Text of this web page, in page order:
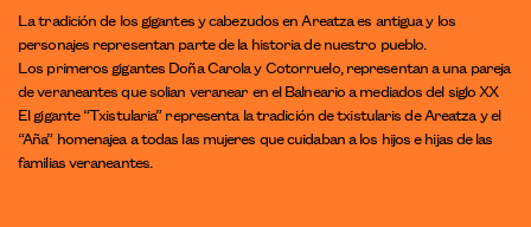
La tradición de los gigantes y cabezudos en Areatza es antigua y los
personajes representan parte de la historia de nuestro pueblo.
Los primeros gigantes Doña Carola y Cotorruelo, representan a una pareja
de veraneantes que solian veranear en el Balneario a mediados del siglo XX
El gigante “Txistularia” representa la tradición de txistularis de Areatza y el
“Aña” homenajea a todas las mujeres que cuidaban a los hijos e hijas de las
familias veraneantes.